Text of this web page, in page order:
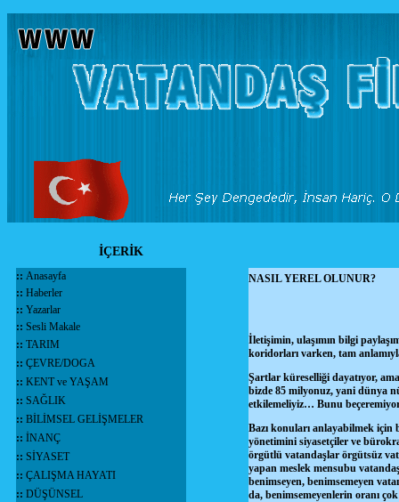
İÇERİK
:: Anasayfa
:: Haberler
:: Yazarlar
:: Sesli Makale
:: TARIM
:: ÇEVRE/DOGA
:: KENT ve YAŞAM
:: SAĞLIK
:: BİLİMSEL GELİŞMELER
:: İNANÇ
:: SİYASET
:: ÇALIŞMA HAYATI
:: DÜŞÜNSEL
NASIL YEREL OLUNUR?
İletişimin, ulaşımın bilgi
koridorları varken, tam
Şartlar küreselliği dayatıyor,
bizde 85 milyonuz, yani dünya
etkilemeliyiz… Bunu
Bazı konuları anlayabilmek
yönetimini siyasetçiler ve
örgütlü vatandaşlar örgütsüz
yapan meslek mensubu
benimseyen, benimsemeyen
da, benimsemeyenlerin oranı